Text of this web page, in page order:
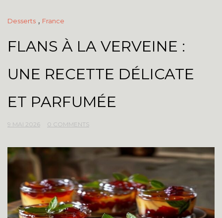
Desserts , France
FLANS À LA VERVEINE :
UNE RECETTE DÉLICATE
ET PARFUMÉE
9 MAI 2026 0 COMMENTS